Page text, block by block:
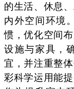
的生活、休息
内外空间环境
惯，优化空间
设施与家具，
宜，并注重整
彩科学运用能